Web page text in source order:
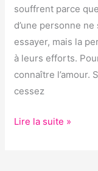
souffrent parce
d’une personne
essayer, mais la
à leurs efforts.
connaître l’amour.
cessez
Lire la suite »